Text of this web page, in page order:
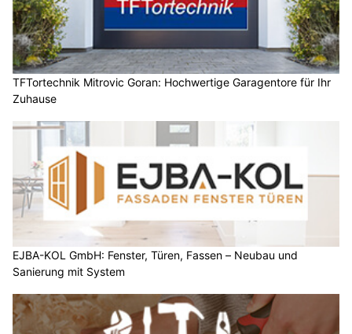
TFTortechnik Mitrovic Goran: Hochwertige Garagentore für Ihr
Zuhause
EJBA-KOL GmbH: Fenster, Türen, Fassen – Neubau und
Sanierung mit System